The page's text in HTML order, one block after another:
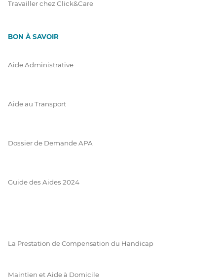
Travailler chez Click&Care
BON À SAVOIR
Aide Administrative
Aide au Transport
Dossier de Demande APA
Guide des Aides 2024
La Prestation de Compensation du Handicap
Maintien et Aide à Domicile